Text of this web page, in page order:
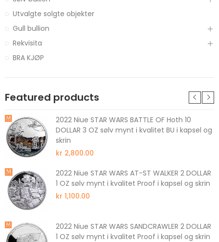
Utvalgte solgte objekter
Gull bullion
Rekvisita
BRA KJØP
Featured products
2022 Niue STAR WARS BATTLE OF Hoth 10
DOLLAR 3 OZ sølv mynt i kvalitet BU i kapsel og
skrin
kr 2,800.00
2022 Niue STAR WARS AT-ST WALKER 2 DOLLAR
1 OZ sølv mynt i kvalitet Proof i kapsel og skrin
kr 1,100.00
2022 Niue STAR WARS SANDCRAWLER 2 DOLLAR
1 OZ sølv mynt i kvalitet Proof i kapsel og skrin